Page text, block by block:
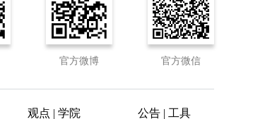
官方微博 官方微信
观点 | 学院 公告 | 工具